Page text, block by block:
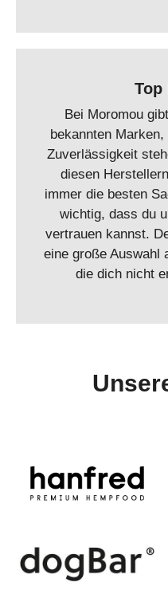
Top
Bei Moromou
bekannten
Zuverlässigkeit
diesen
immer die besten
wichtig, dass du
vertrauen kannst.
eine große Auswahl
die dich nicht